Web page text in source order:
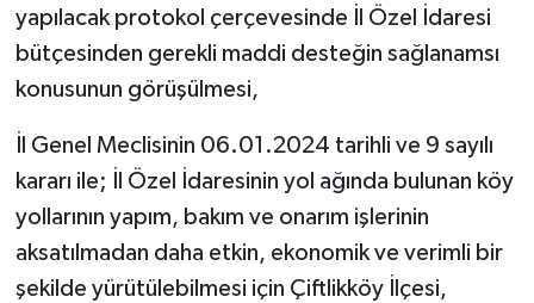
yapılacak protokol çerçevesinde İl Özel İdaresi
bütçesinden gerekli maddi desteğin sağlanamsı
konusunun görüşülmesi,
İl Genel Meclisinin 06.01.2024 tarihli ve 9 sayılı
kararı ile; İl Özel İdaresinin yol ağında bulunan köy
yollarının yapım, bakım ve onarım işlerinin
aksatılmadan daha etkin, ekonomik ve verimli bir
şekilde yürütülebilmesi için Çiftlikköy İlçesi,